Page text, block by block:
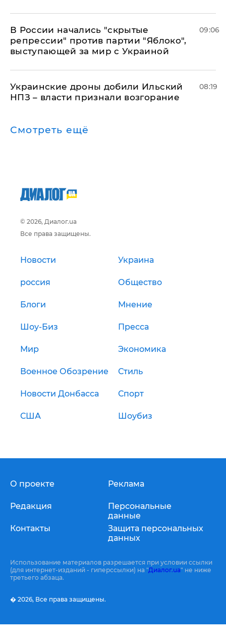
В России начались "скрытые
репрессии" против партии "Яблоко",
выступающей за мир с Украиной
09:06
Украинские дроны добили Ильский
НПЗ – власти признали возгорание
08:19
Смотреть ещё
© 2026, Диалог.ua
Все права защищены.
Новости Украина
россия Общество
Блоги Мнение
Шоу-Биз Пресса
Мир Экономика
Военное Обозрение Стиль
Новости Донбасса Спорт
США Шоубиз
О проекте
Редакция
Контакты
Реклама
Персональные
данные
Защита персональных
данных
Использование материалов разрешается при условии ссылки
(для интернет-изданий - гиперссылки) на "Диалог.ua" не ниже
третьего абзаца.
� 2026, Все права защищены.